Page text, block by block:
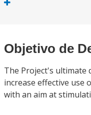
Objetivo de
The Project's ultimate
increase effective use
with an aim at